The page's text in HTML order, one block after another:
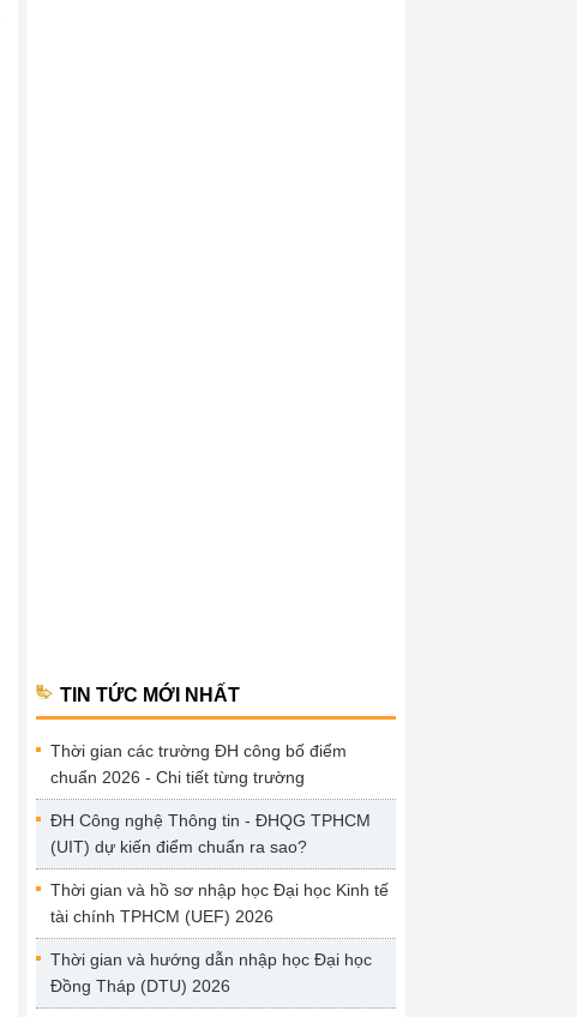
TIN TỨC MỚI NHẤT
Thời gian các trường ĐH công bố điểm
chuẩn 2026 - Chi tiết từng trường
ĐH Công nghệ Thông tin - ĐHQG TPHCM
(UIT) dự kiến điểm chuẩn ra sao?
Thời gian và hồ sơ nhập học Đại học Kinh tế
tài chính TPHCM (UEF) 2026
Thời gian và hướng dẫn nhập học Đại học
Đồng Tháp (DTU) 2026